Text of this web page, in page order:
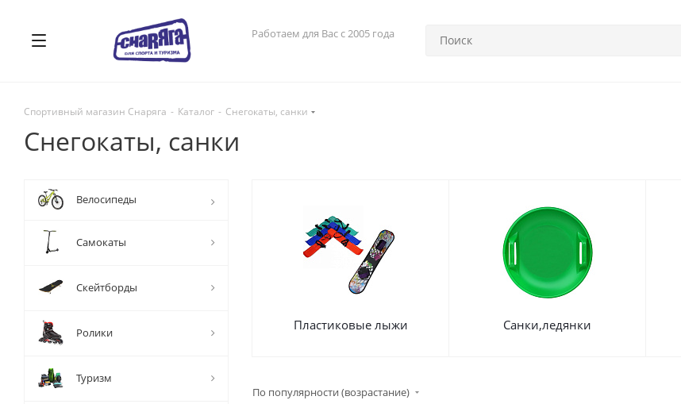
Работаем для Вас с 2005 года
Спортивный магазин Снаряга - Каталог - Снегокаты, санки
Снегокаты, санки
Пластиковые лыжи Санки,ледянки
По популярности (возрастание)
Велосипеды
Самокаты
Скейтборды
Ролики
Туризм